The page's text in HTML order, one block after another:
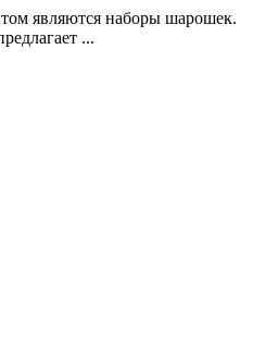
являются наборы шарошек.
...